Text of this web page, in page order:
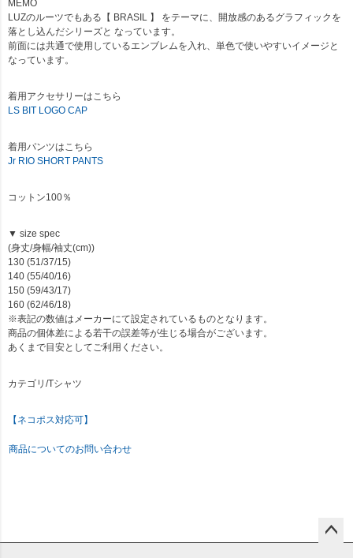
MEMO
LUZのルーツでもある【 BRASIL 】 をテーマに、開放感のあるグラフィックを
落とし込んだシリーズと なっています。
前面には共通で使用しているエンブレムを入れ、単色で使いやすいイメージと
なっています。
着用アクセサリーはこちら
LS BIT LOGO CAP
着用パンツはこちら
Jr RIO SHORT PANTS
コットン100％
▼ size spec
(身丈/身幅/袖丈(cm))
130 (51/37/15)
140 (55/40/16)
150 (59/43/17)
160 (62/46/18)
※表記の数値はメーカーにて設定されているものとなります。
商品の個体差による若干の誤差等が生じる場合がございます。
あくまで目安としてご利用ください。
カテゴリ/Tシャツ
【ネコポス対応可】
商品についてのお問い合わせ